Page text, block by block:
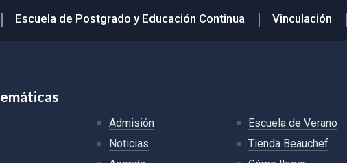
Escuela de Postgrado y Educación Continua Vinculación
Admisión
Noticias
Escuela de Verano
Tienda Beauchef